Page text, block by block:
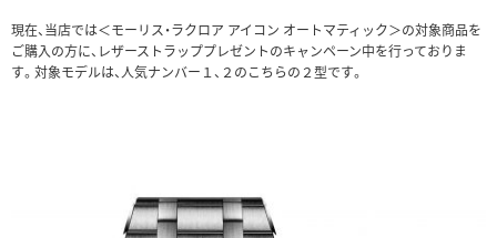
現在、当店では＜モーリス・ラクロア アイコン オートマティック＞の対象商品を
ご購入の方に、レザーストラッププレゼントのキャンペーン中を行っておりま
す。対象モデルは、人気ナンバー１、２のこちらの２型です。